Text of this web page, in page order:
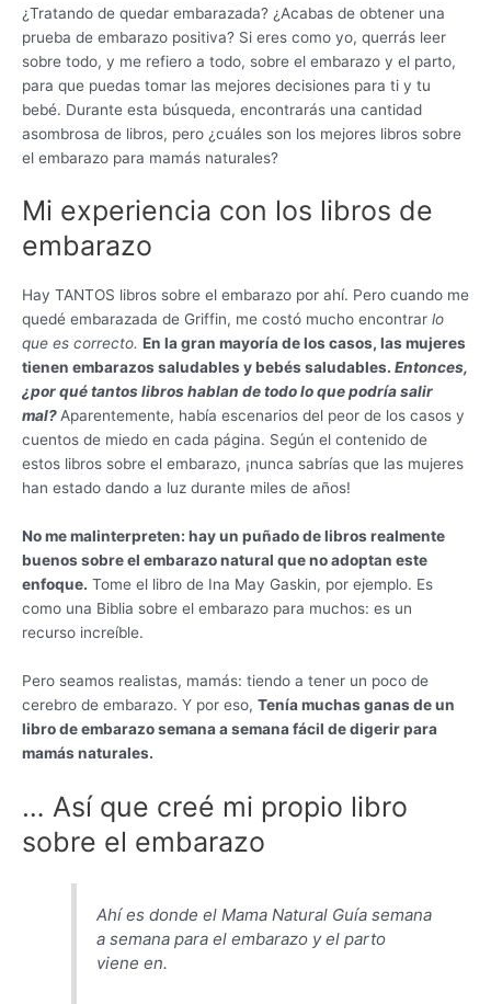
¿Tratando de quedar embarazada? ¿Acabas de obtener una
prueba de embarazo positiva? Si eres como yo, querrás leer
sobre todo, y me refiero a todo, sobre el embarazo y el parto,
para que puedas tomar las mejores decisiones para ti y tu
bebé. Durante esta búsqueda, encontrarás una cantidad
asombrosa de libros, pero ¿cuáles son los mejores libros sobre
el embarazo para mamás naturales?
Mi experiencia con los libros de
embarazo
Hay TANTOS libros sobre el embarazo por ahí. Pero cuando me
quedé embarazada de Griffin, me costó mucho encontrar lo
que es correcto. En la gran mayoría de los casos, las mujeres
tienen embarazos saludables y bebés saludables. Entonces,
¿por qué tantos libros hablan de todo lo que podría salir
mal? Aparentemente, había escenarios del peor de los casos y
cuentos de miedo en cada página. Según el contenido de
estos libros sobre el embarazo, ¡nunca sabrías que las mujeres
han estado dando a luz durante miles de años!
No me malinterpreten: hay un puñado de libros realmente
buenos sobre el embarazo natural que no adoptan este
enfoque. Tome el libro de Ina May Gaskin, por ejemplo. Es
como una Biblia sobre el embarazo para muchos: es un
recurso increíble.
Pero seamos realistas, mamás: tiendo a tener un poco de
cerebro de embarazo. Y por eso, Tenía muchas ganas de un
libro de embarazo semana a semana fácil de digerir para
mamás naturales.
… Así que creé mi propio libro
sobre el embarazo
Ahí es donde elMama Natural Guía semana
a semana para el embarazo y el parto
viene en.